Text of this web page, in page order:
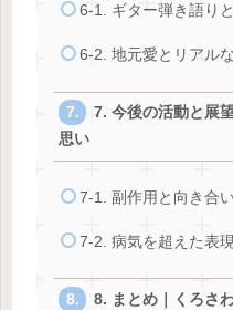
6-1. ギター弾き語り
6-2. 地元愛とリアル
7. 今後の活動と展
思い
7-1. 副作用と向き合
7-2. 病気を超えた表
8. まとめ｜くろさ